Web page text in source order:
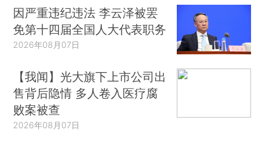
因严重违纪违法 李云泽被罢
免第十四届全国人大代表职务
2026年08月07日
【我闻】光大旗下上市公司出
售背后隐情 多人卷入医疗腐
败案被查
2026年08月07日